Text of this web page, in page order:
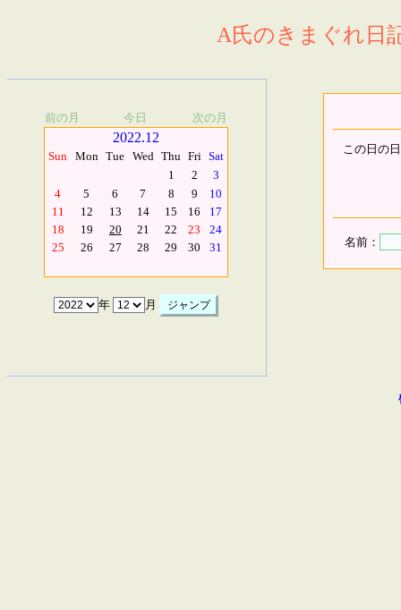
A氏のきまぐれ日
前の月 今日 次の月
2022.12
Sun Mon Tue Wed Thu Fri Sat
1
2
3
4
5 6 7 8 9
10
11
12 13 14 15 16
17
18
19 20 21 22 23
24
25
26 27 28 29 30 31
年 月
この日の
名前：